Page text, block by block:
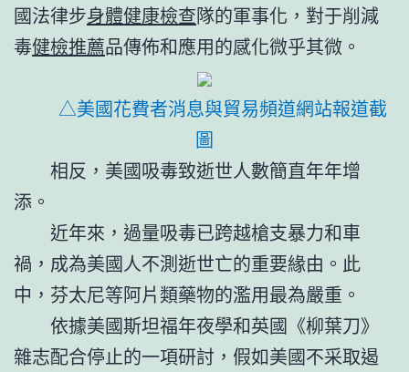
國法律步身體健康檢查隊的軍事化，對于削減
毒健檢推薦品傳佈和應用的感化微乎其微。
△美國花費者消息與貿易頻道網站報道截
圖
相反，美國吸毒致逝世人數簡直年年增
添。
近年來，過量吸毒已跨越槍支暴力和車
禍，成為美國人不測逝世亡的重要緣由。此
中，芬太尼等阿片類藥物的濫用最為嚴重。
依據美國斯坦福年夜學和英國《柳葉刀》
雜志配合停止的一項研討，假如美國不采取遏